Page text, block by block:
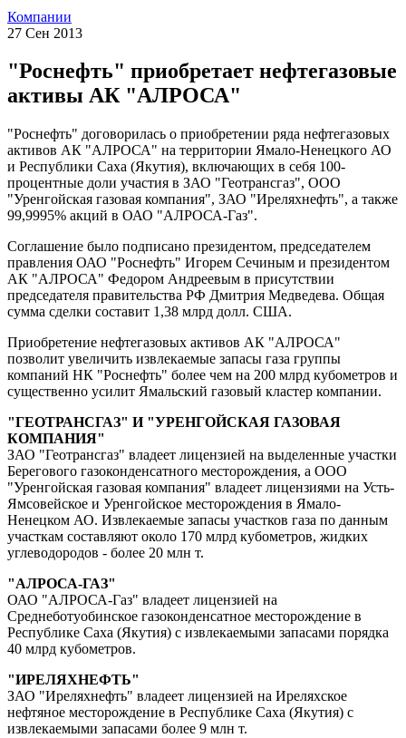
Компании
27 Сен 2013
"Роснефть" приобретает нефтегазовые
активы АК "АЛРОСА"
"Роснефть" договорилась о приобретении ряда нефтегазовых
активов АК "АЛРОСА" на территории Ямало-Ненецкого АО
и Республики Саха (Якутия), включающих в себя 100-
процентные доли участия в ЗАО "Геотрансгаз", ООО
"Уренгойская газовая компания", ЗАО "Иреляхнефть", а также
99,9995% акций в ОАО "АЛРОСА-Газ".
Соглашение было подписано президентом, председателем
правления ОАО "Роснефть" Игорем Сечиным и президентом
АК "АЛРОСА" Федором Андреевым в присутствии
председателя правительства РФ Дмитрия Медведева. Общая
сумма сделки составит 1,38 млрд долл. США.
Приобретение нефтегазовых активов АК "АЛРОСА"
позволит увеличить извлекаемые запасы газа группы
компаний НК "Роснефть" более чем на 200 млрд кубометров и
существенно усилит Ямальский газовый кластер компании.
"ГЕОТРАНСГАЗ" И "УРЕНГОЙСКАЯ ГАЗОВАЯ
КОМПАНИЯ"
ЗАО "Геотрансгаз" владеет лицензией на выделенные участки
Берегового газоконденсатного месторождения, а ООО
"Уренгойская газовая компания" владеет лицензиями на Усть-
Ямсовейское и Уренгойское месторождения в Ямало-
Ненецком АО. Извлекаемые запасы участков газа по данным
участкам составляют около 170 млрд кубометров, жидких
углеводородов - более 20 млн т.
"АЛРОСА-ГАЗ"
ОАО "АЛРОСА-Газ" владеет лицензией на
Среднеботуобинское газоконденсатное месторождение в
Республике Саха (Якутия) с извлекаемыми запасами порядка
40 млрд кубометров.
"ИРЕЛЯХНЕФТЬ"
ЗАО "Иреляхнефть" владеет лицензией на Иреляхское
нефтяное месторождение в Республике Саха (Якутия) с
извлекаемыми запасами более 9 млн т.